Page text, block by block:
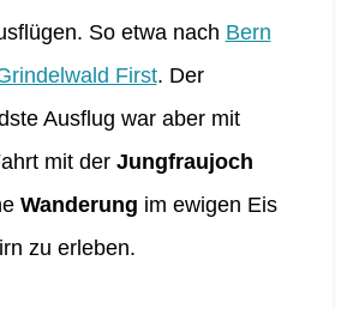
So etwa nach Bern
First. Der
Ausflug war aber mit
mit der Jungfraujoch
Wanderung im ewigen Eis
zu erleben.